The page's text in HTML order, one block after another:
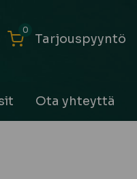
Tarjouspyyntö
0
Ota yhteyttä